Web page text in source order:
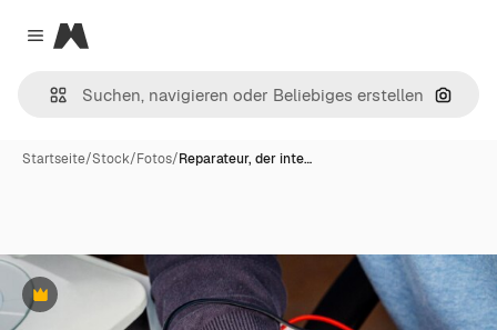
Close menu
Magnific
Nach
Startseite/Stock/Fotos/Reparateur, der inte…
Premium